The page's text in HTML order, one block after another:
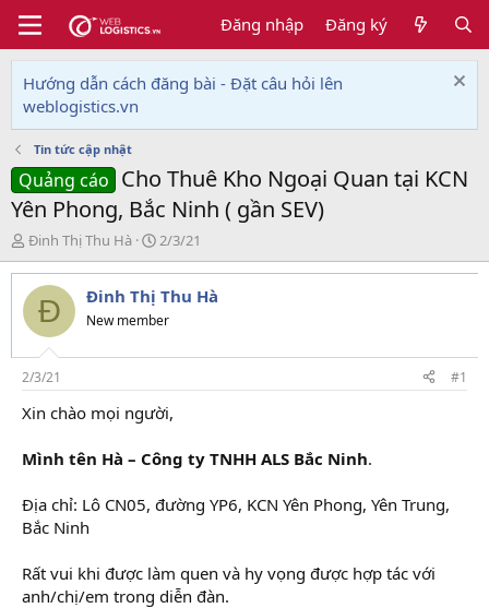
Đăng nhập Đăng ký
Hướng dẫn cách đăng bài - Đặt câu hỏi lên
weblogistics.vn
Tin tức cập nhật
Quảng cáo Cho Thuê Kho Ngoại Quan tại KCN
Yên Phong, Bắc Ninh ( gần SEV)
T
h
r
e
d
s
t
a
r
e
Đinh Thị Thu Hà
N
g
à
y
g
i
2/3/21
Đ Đinh Thị Thu Hà
New member
2/3/21 #1
Xin chào mọi người,
Mình tên Hà – Công ty TNHH ALS Bắc Ninh.
Địa chỉ: Lô CN05, đường YP6, KCN Yên Phong, Yên Trung,
Bắc Ninh
Rất vui khi được làm quen và hy vọng được hợp tác với
anh/chị/em trong diễn đàn.